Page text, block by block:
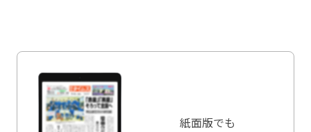
紙面版でも